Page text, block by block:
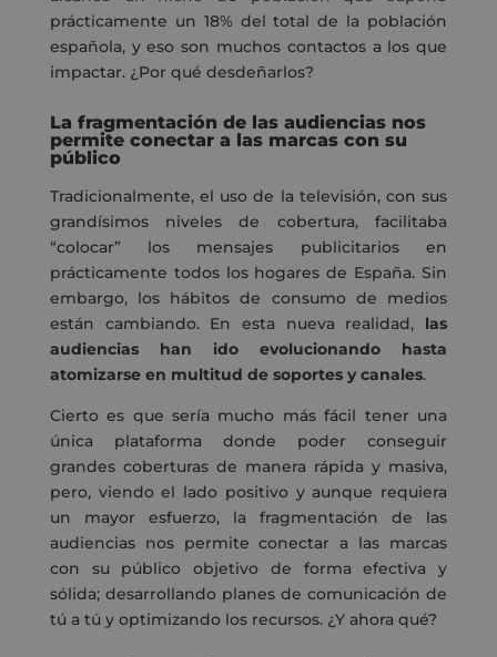
prácticamente un 18% del total de la población
española, y eso son muchos contactos a los que
impactar. ¿Por qué desdeñarlos?
La fragmentación de las audiencias nos
permite conectar a las marcas con su
público
Tradicionalmente, el uso de la televisión, con sus
grandísimos niveles de cobertura, facilitaba
“colocar” los mensajes publicitarios en
prácticamente todos los hogares de España. Sin
embargo, los hábitos de consumo de medios
están cambiando. En esta nueva realidad, las
audiencias han ido evolucionando hasta
atomizarse en multitud de soportes y canales.
Cierto es que sería mucho más fácil tener una
única plataforma donde poder conseguir
grandes coberturas de manera rápida y masiva,
pero, viendo el lado positivo y aunque requiera
un mayor esfuerzo, la fragmentación de las
audiencias nos permite conectar a las marcas
con su público objetivo de forma efectiva y
sólida; desarrollando planes de comunicación de
tú a tú y optimizando los recursos. ¿Y ahora qué?